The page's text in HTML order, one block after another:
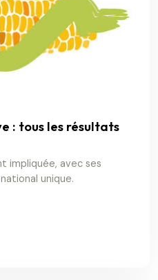
: tous les résultats
impliquée, avec ses
unique.